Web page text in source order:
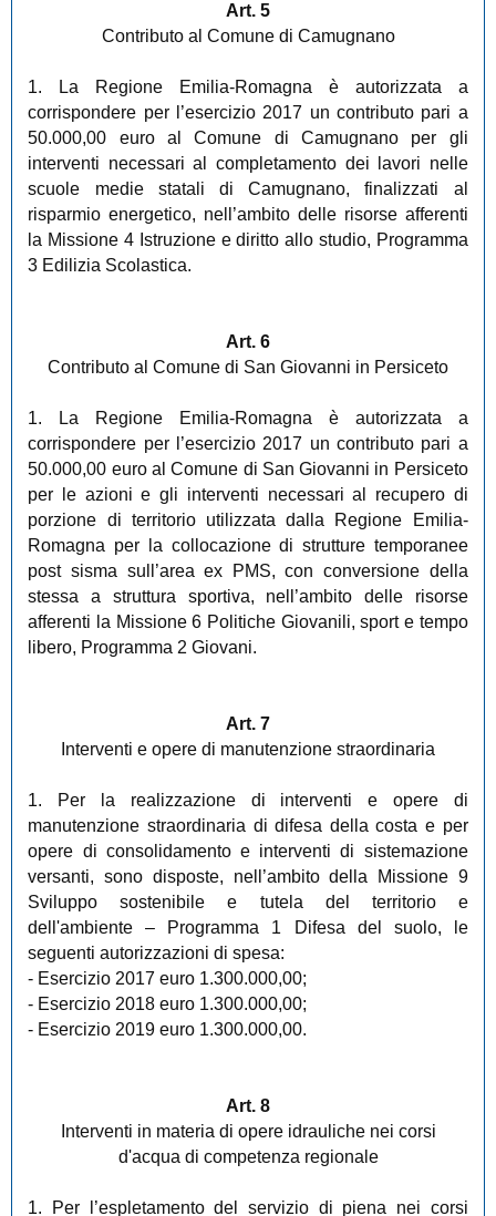
Art. 5
Contributo al Comune di Camugnano
1. La Regione Emilia-Romagna è autorizzata a
corrispondere per l’esercizio 2017 un contributo pari a
50.000,00 euro al Comune di Camugnano per gli
interventi necessari al completamento dei lavori nelle
scuole medie statali di Camugnano, finalizzati al
risparmio energetico, nell’ambito delle risorse afferenti
la Missione 4 Istruzione e diritto allo studio, Programma
3 Edilizia Scolastica.
Art. 6
Contributo al Comune di San Giovanni in Persiceto
1. La Regione Emilia-Romagna è autorizzata a
corrispondere per l’esercizio 2017 un contributo pari a
50.000,00 euro al Comune di San Giovanni in Persiceto
per le azioni e gli interventi necessari al recupero di
porzione di territorio utilizzata dalla Regione Emilia-
Romagna per la collocazione di strutture temporanee
post sisma sull’area ex PMS, con conversione della
stessa a struttura sportiva, nell’ambito delle risorse
afferenti la Missione 6 Politiche Giovanili, sport e tempo
libero, Programma 2 Giovani.
Art. 7
Interventi e opere di manutenzione straordinaria
1. Per la realizzazione di interventi e opere di
manutenzione straordinaria di difesa della costa e per
opere di consolidamento e interventi di sistemazione
versanti, sono disposte, nell’ambito della Missione 9
Sviluppo sostenibile e tutela del territorio e
dell'ambiente – Programma 1 Difesa del suolo, le
seguenti autorizzazioni di spesa:
- Esercizio 2017 euro 1.300.000,00;
- Esercizio 2018 euro 1.300.000,00;
- Esercizio 2019 euro 1.300.000,00.
Art. 8
Interventi in materia di opere idrauliche nei corsi
d'acqua di competenza regionale
1. Per l’espletamento del servizio di piena nei corsi